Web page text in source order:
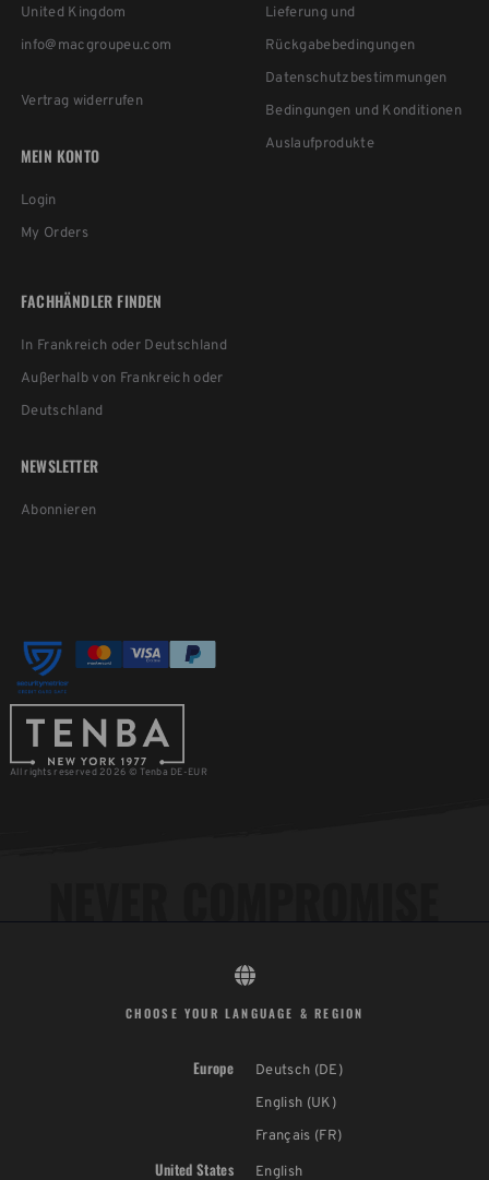
United Kingdom
info@macgroupeu.com
Vertrag widerrufen
Lieferung und
Rückgabebedingungen
Datenschutzbestimmungen
Bedingungen und Konditionen
Auslaufprodukte
MEIN KONTO
Login
My Orders
FACHHÄNDLER FINDEN
In Frankreich oder Deutschland
Außerhalb von Frankreich oder
Deutschland
NEWSLETTER
Abonnieren
All rights reserved 2026 © Tenba DE-EUR
CHOOSE YOUR LANGUAGE & REGION
Europe
Deutsch (DE)
English (UK)
Français (FR)
United States English